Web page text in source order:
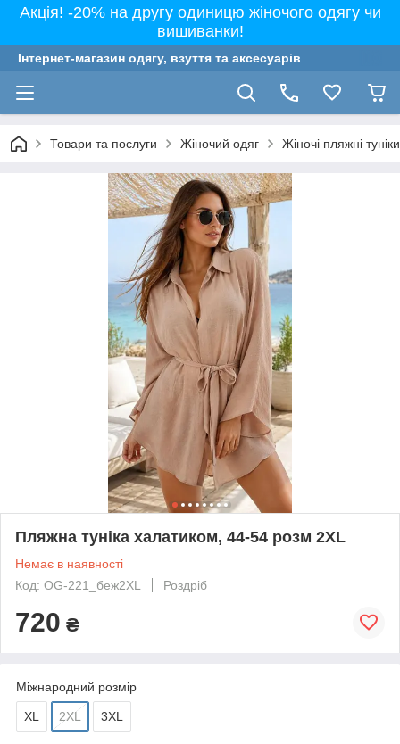
Акція! -20% на другу одиницю жіночого одягу чи
вишиванки!
Інтернет-магазин одягу, взуття та аксесуарів
Товари та послуги Жіночий одяг Жіночі пляжні
Пляжна туніка халатиком, 44-54 розм 2XL
Немає в наявності
Код: OG-221_беж2XL
Роздріб
720 ₴
Міжнародний розмір
XL 2XL 3XL